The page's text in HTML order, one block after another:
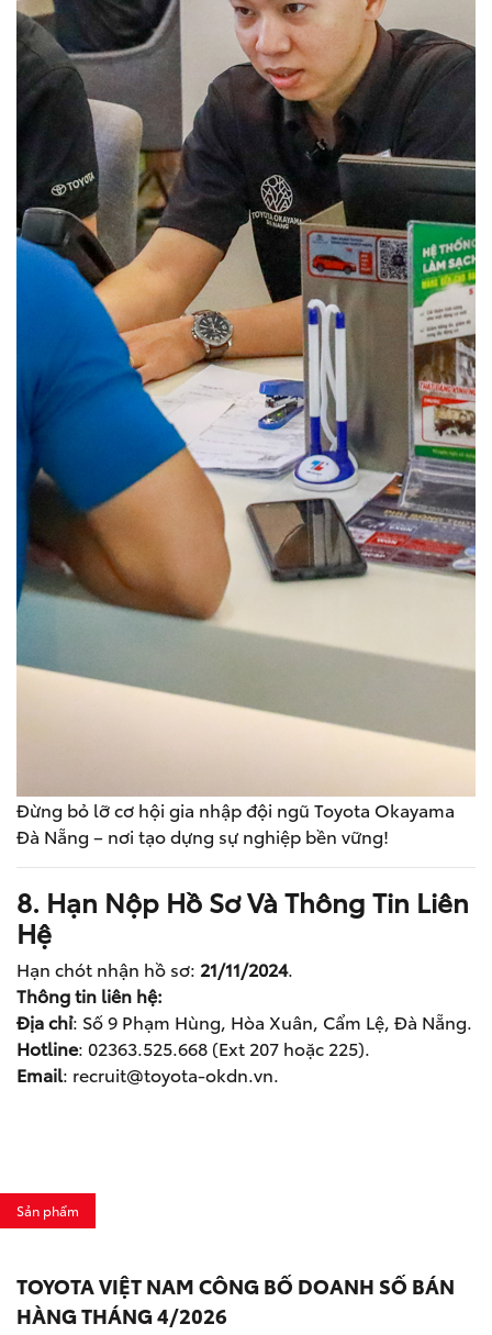
Đừng bỏ lỡ cơ hội gia nhập đội ngũ Toyota Okayama
Đà Nẵng – nơi tạo dựng sự nghiệp bền vững!
8. Hạn Nộp Hồ Sơ Và Thông Tin Liên
Hệ
Hạn chót nhận hồ sơ: 21/11/2024.
Thông tin liên hệ:
Địa chỉ: Số 9 Phạm Hùng, Hòa Xuân, Cẩm Lệ, Đà Nẵng.
Hotline: 02363.525.668 (Ext 207 hoặc 225).
Email: recruit@toyota-okdn.vn.
Sản phẩm
TOYOTA VIỆT NAM CÔNG BỐ DOANH SỐ BÁN
HÀNG THÁNG 4/2026